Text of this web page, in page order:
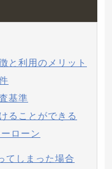
と利用のメリット
基準
ることができる
ローン
てしまった場合